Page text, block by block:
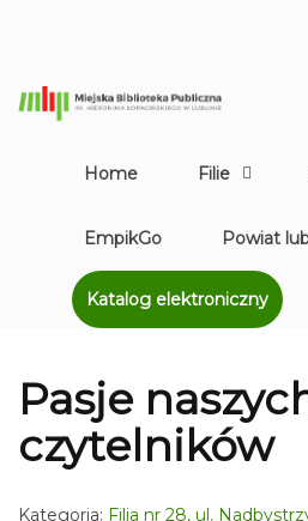
Home Filie
EmpikGo Powiat
Katalog elektroniczny
Pasje
czytelników
Kategoria: Filia nr 28, ul.